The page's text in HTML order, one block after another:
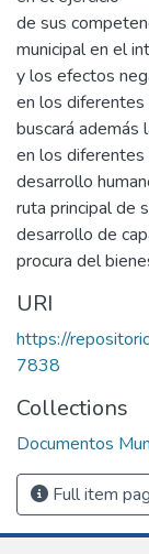
de sus
municipal en el
y los efectos
en los diferentes
buscará además
en los
desarrollo
ruta principal de
desarrollo de
procura del
URI
https://
7838
Collections
Documentos
Full item